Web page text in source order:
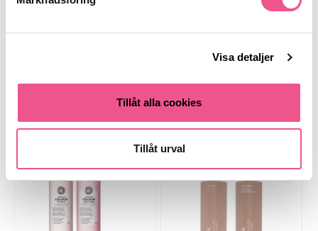
Visa detaljer
Tillåt alla cookies
Tillåt urval
Stora Flaskor
Fint & Volym
Paketerbjudande Kampanjer
Hårvård
Liknande produkter